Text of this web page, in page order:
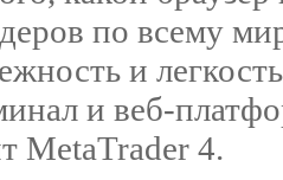
по всему
и
и веб-
MetaTrader 4.